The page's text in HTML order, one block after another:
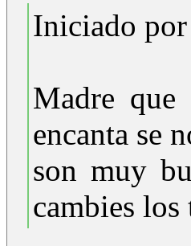
Iniciado
Madre que
encanta se
son muy
cambies